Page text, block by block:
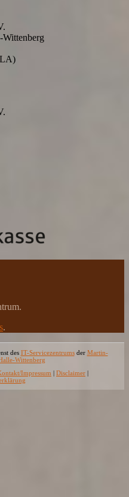
.
des IT-Servicezentrumsder Martin-
Wittenberg
Impressum | Disclaimer |